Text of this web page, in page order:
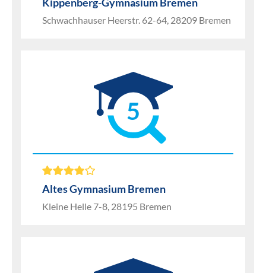
Schwachhauser Heerstr. 62-64, 28209 Bremen
5
Altes Gymnasium Bremen
Kleine Helle 7-8, 28195 Bremen